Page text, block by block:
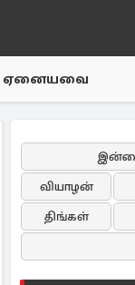
ஏனையவை
வியாழன்
திங்கள்